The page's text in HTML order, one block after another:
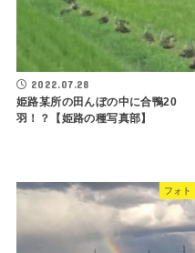
2022.07.28
姫路某所の田んぼの中に合鴨20
羽！？【姫路の種写真部】
フォト